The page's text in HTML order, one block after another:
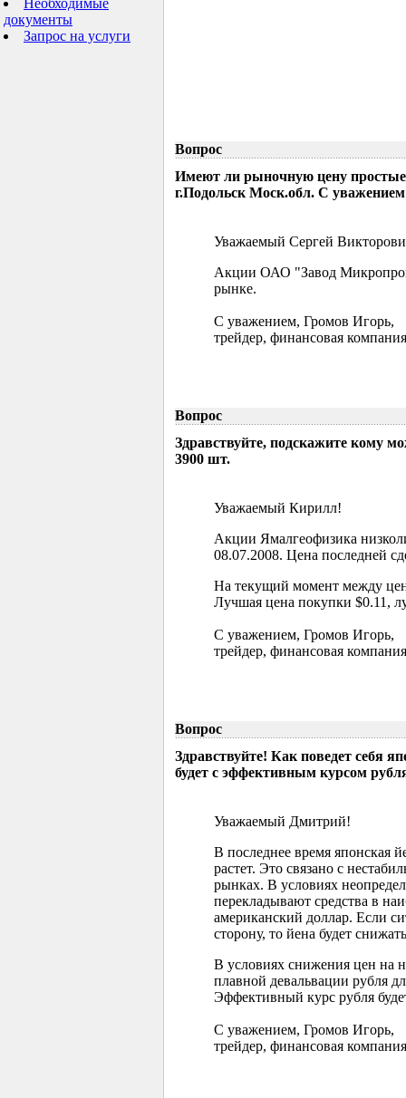
Необходимые
документы
Запрос на услуги
Вопрос
Имеют ли рыночную цену
г.Подольск Моск.обл. С
Уважаемый Сергей
Акции ОАО "Завод
рынке.
С уважением, Громов Игорь,
трейдер, финансовая
Вопрос
Здравствуйте, подскажите кому
3900 шт.
Уважаемый Кирилл!
Акции Ямалгеофизика
08.07.2008. Цена последней
На текущий момент между
Лучшая цена покупки $0.11,
С уважением, Громов Игорь,
трейдер, финансовая
Вопрос
Здравствуйте! Как поведет себя
будет с эффективным курсом
Уважаемый Дмитрий!
В последнее время
растет. Это связано с
рынках. В условиях
перекладывают средства в
американский доллар. Если
сторону, то йена будет
В условиях снижения цен на
плавной девальвации рубля
Эффективный курс рубля
С уважением, Громов Игорь,
трейдер, финансовая